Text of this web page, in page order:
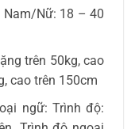
Nam/Nữ: 18 – 40
trên 50kg, cao
cao trên 150cm
ngữ: Trình độ: